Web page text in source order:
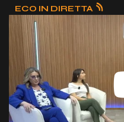
ECO IN DIRETTA